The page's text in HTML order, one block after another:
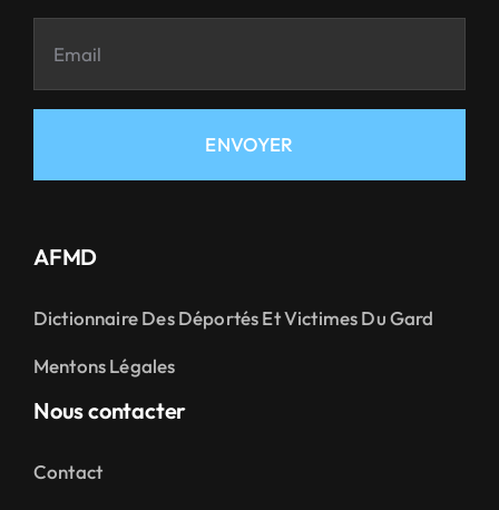
ENVOYER
AFMD
Dictionnaire Des Déportés Et Victimes Du Gard
Mentons Légales
Nous contacter
Contact